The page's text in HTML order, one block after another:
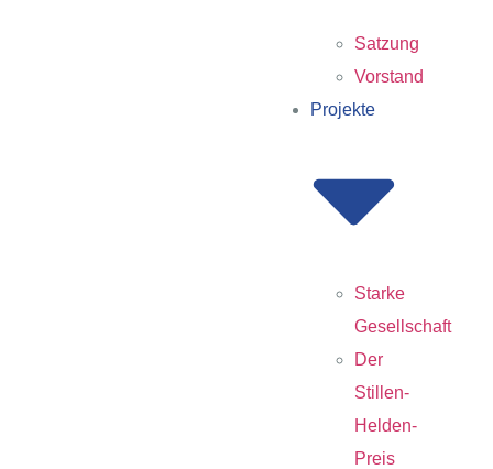
Satzung
Vorstand
Projekte
Starke
Gesellschaft
Der
Stillen-
Helden-
Preis